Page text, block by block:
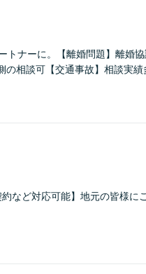
トナーに。【離婚問題】離婚
相談可【交通事故】相談実
など対応可能】地元の皆様に